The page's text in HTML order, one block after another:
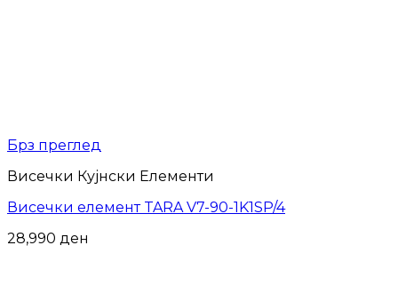
Брз преглед
Висечки Кујнски Елементи
Висечки елемент TARA V7-90-1K1SP/4
28,990 ден